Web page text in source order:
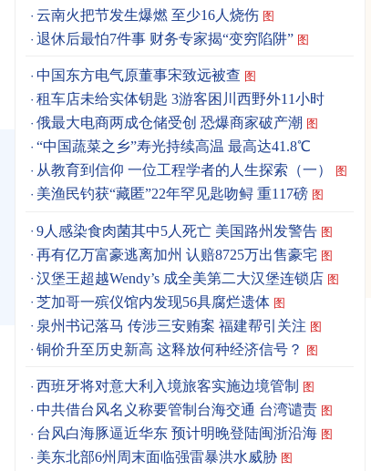
云南火把节发生爆燃 至少16人烧伤 图
退休后最怕7件事 财务专家揭“变穷陷阱” 图
中国东方电气原董事宋致远被查 图
租车店未给实体钥匙 3游客困川西野外11小时
俄最大电商两成仓储受创 恐爆商家破产潮 图
“中国蔬菜之乡”寿光持续高温 最高达41.8℃
从教育到信仰 一位工程学者的人生探索（一）
图
美渔民钓获“藏匿”22年罕见匙吻鲟 重117磅 图
9人感染食肉菌其中5人死亡 美国路州发警告 图
再有亿万富豪逃离加州 认赔8725万出售豪宅 图
汉堡王超越Wendy’s 成全美第二大汉堡连锁店 图
芝加哥一殡仪馆内发现56具腐烂遗体 图
泉州书记落马 传涉三安贿案 福建帮引关注 图
铜价升至历史新高 这释放何种经济信号？ 图
西班牙将对意大利入境旅客实施边境管制 图
中共借台风名义称要管制台海交通 台湾谴责 图
台风白海豚逼近华东 预计明晚登陆闽浙沿海 图
美东北部6州周末面临强雷暴洪水威胁 图